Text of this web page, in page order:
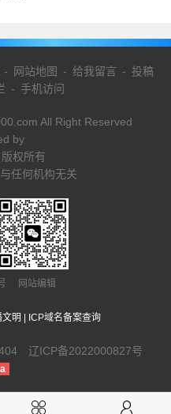
- 网站地图 - 给我留言 - 投稿
- 手机访问
All Right Reserved
by
权所有
任何机构无关
号 网站编辑
明 ICP域名备案查询
辽ICP备2022000827号